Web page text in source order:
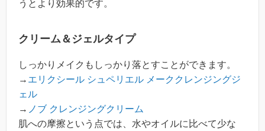
うとより効果的です。
クリーム＆ジェルタイプ
しっかりメイクもしっかり落とすことができます。
→ エリクシール シュペリエル メーククレンジングジ
ェル
→ ノブ クレンジングクリーム
肌への摩擦という点では、水やオイルに比べて少な